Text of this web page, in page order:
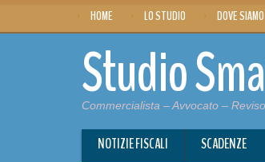
HOME LO STUDIO DOVE SIAMO
Studio
Commercialista – Avvocato –
NOTIZIE FISCALI SCADENZE